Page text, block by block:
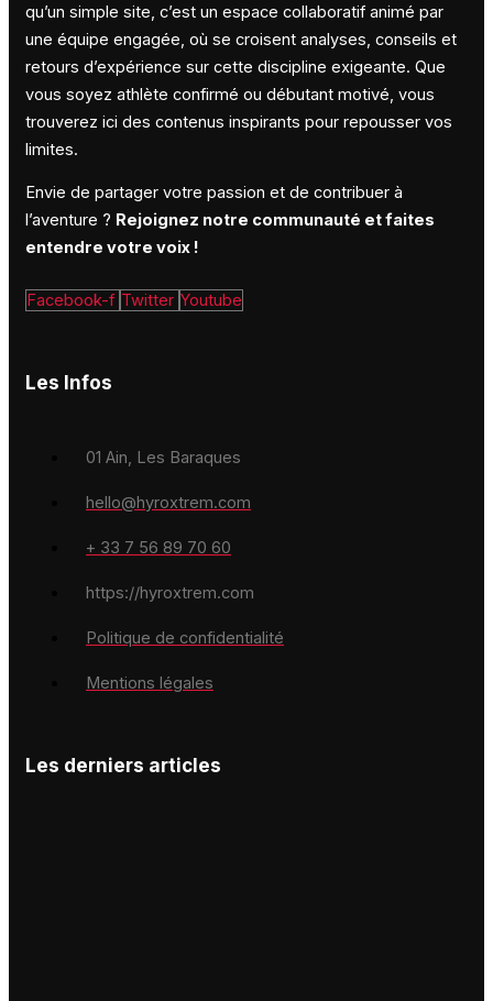
qu’un simple site, c’est un espace collaboratif animé par
une équipe engagée, où se croisent analyses, conseils et
retours d’expérience sur cette discipline exigeante. Que
vous soyez athlète confirmé ou débutant motivé, vous
trouverez ici des contenus inspirants pour repousser vos
limites.
Envie de partager votre passion et de contribuer à
l’aventure ? Rejoignez notre communauté et faites
entendre votre voix !
Facebook-f Twitter Youtube
Les Infos
01 Ain, Les Baraques
hello@hyroxtrem.com
+ 33 7 56 89 70 60
https://hyroxtrem.com
Politique de confidentialité
Mentions légales
Les derniers articles